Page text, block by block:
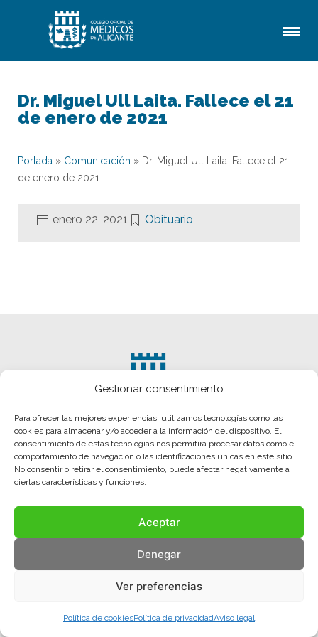
Gestionar consentimiento
Para ofrecer las mejores experiencias, utilizamos tecnologías como las
cookies para almacenar y/o acceder a la información del dispositivo. El
consentimiento de estas tecnologías nos permitirá procesar datos como el
comportamiento de navegación o las identificaciones únicas en este sitio.
No consentir o retirar el consentimiento, puede afectar negativamente a
ciertas características y funciones.
Aceptar
Denegar
Ver preferencias
Política de cookiesPolítica de privacidadAviso legal
Dr. Miguel Ull Laita. Fallece el 21
de enero de 2021
Portada » Comunicación » Dr. Miguel Ull Laita. Fallece el 21
de enero de 2021
enero 22, 2021 Obituario
Política de privacidad
Todos los derechos reservados